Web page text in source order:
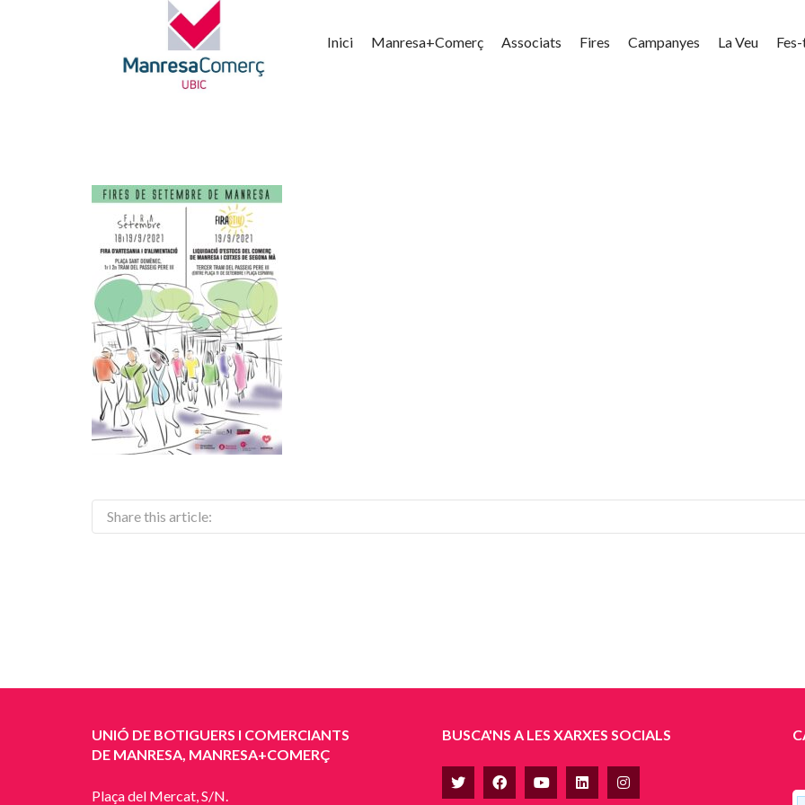
Inici Manresa+Comerç Associats Fires Campanyes La Veu
Share this article:
UNIÓ DE BOTIGUERS I COMERCIANTS
DE MANRESA, MANRESA+COMERÇ
Plaça del Mercat, S/N.
BUSCA'NS A LES XARXES SOCIALS